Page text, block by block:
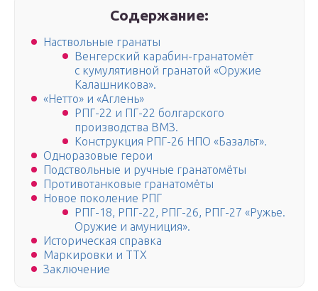
Содержание:
Наствольные гранаты
Венгерский карабин-гранатомёт
с кумулятивной гранатой «Оружие
Калашникова».
«Нетто» и «Аглень»
РПГ-22 и ПГ-22 болгарского
производства ВМЗ.
Конструкция РПГ-26 НПО «Базальт».
Одноразовые герои
Подствольные и ручные гранатомёты
Противотанковые гранатомёты
Новое поколение РПГ
РПГ-18, РПГ-22, РПГ-26, РПГ-27 «Ружье.
Оружие и амуниция».
Историческая справка
Маркировки и ТТХ
Заключение